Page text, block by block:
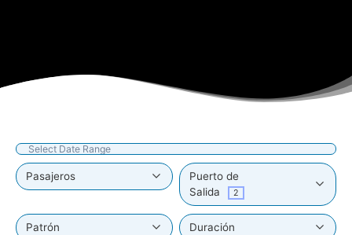
Pasajeros
Puerto de
Salida
2
Patrón Duración